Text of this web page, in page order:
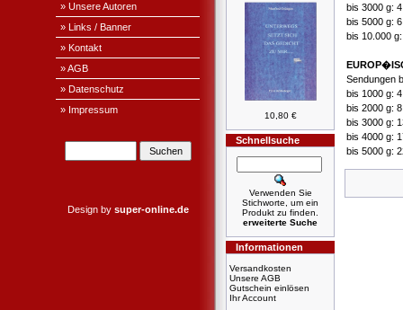
» Unsere Autoren
» Links / Banner
» Kontakt
» AGB
» Datenschutz
» Impressum
Design by super-online.de
10,80 €
Schnellsuche
Verwenden Sie
Stichworte, um ein
Produkt zu finden.
erweiterte Suche
Informationen
Versandkosten
Unsere AGB
Gutschein einlösen
Ihr Account
bis 3000 g:
bis 5000 g:
bis 10.000
Sendungen
bis 1000 g:
bis 2000 g:
bis 3000 g:
bis 4000 g:
bis 5000 g: